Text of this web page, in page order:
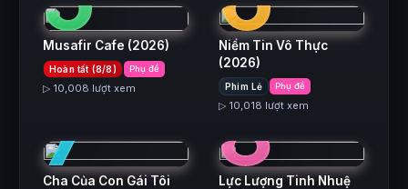
Musafir Cafe (2026)
Hoàn tất (8/8) Phụ đề
▷ 10,008 lượt xem
Niềm Tin Vô Thực
(2026)
Phim Lẻ Phụ đề
▷ 10,018 lượt xem
7
Cha Của Con Gái Tôi
8
Lực Lượng Tinh Nhuệ